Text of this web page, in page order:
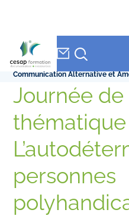
FORMATION
Accueil»
L’autodétermination des
Communication Alternative et
Journée
thématique
personnes